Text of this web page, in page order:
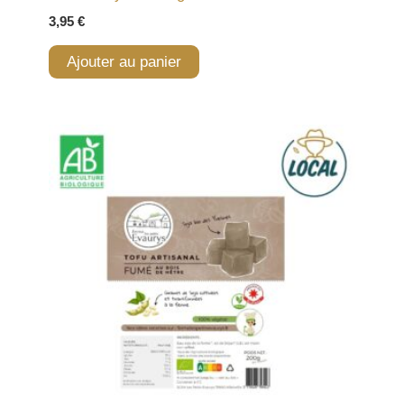
3,95 €
Ajouter au panier